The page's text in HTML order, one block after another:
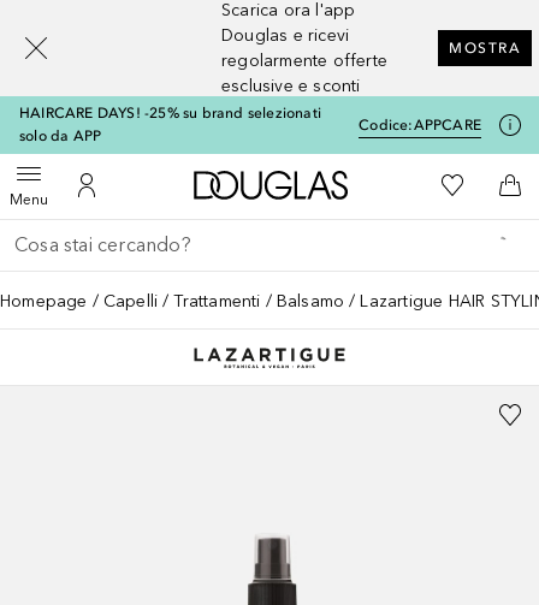
Scarica ora l'app
Douglas e ricevi
regolarmente offerte
esclusive e sconti
MOSTRA
HAIRCARE DAYS! -25% su brand selezionati
solo da APP
Codice:APPCARE
MenuApri menuAl Mio Account
A Douglas HomeAlla Mia
Al
Torna indietro
Esegui ricerca
Homepage Capelli Trattamenti Balsamo Lazartigue HAIR
[navigation.slideout.screenreader]